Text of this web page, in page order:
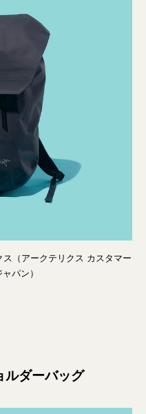
（アークテリクス カスタマー
パン）
ルダーバッグ